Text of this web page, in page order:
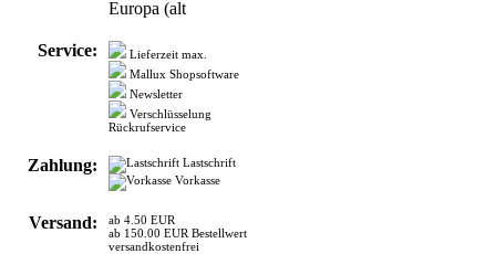
Europa (alt
Service:
Lieferzeit max.
Mallux Shopsoftware
Newsletter
Verschlüsselung
Rückrufservice
Zahlung:
Lastschrift
Vorkasse
Versand:
ab 4.50 EUR
ab 150.00 EUR Bestellwert
versandkostenfrei